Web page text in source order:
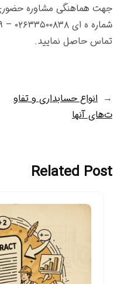
جهت هماهنگی مشاوره
تماس حاصل نمایید.
← انواع حسابداری و تفاو
ت‌های آنها
Related Post